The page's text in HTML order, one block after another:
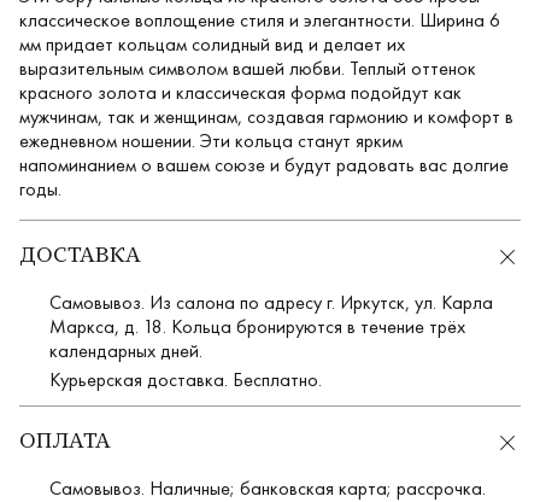
классическое воплощение стиля и элегантности. Ширина 6
мм придает кольцам солидный вид и делает их
выразительным символом вашей любви. Теплый оттенок
красного золота и классическая форма подойдут как
мужчинам, так и женщинам, создавая гармонию и комфорт в
ежедневном ношении. Эти кольца станут ярким
напоминанием о вашем союзе и будут радовать вас долгие
годы.
ДОСТАВКА
Самовывоз. Из салона по адресу г. Иркутск, ул. Карла
Маркса, д. 18. Кольца бронируются в течение трёх
календарных дней.
Курьерская доставка. Бесплатно.
ОПЛАТА
Самовывоз. Наличные; банковская карта; рассрочка.